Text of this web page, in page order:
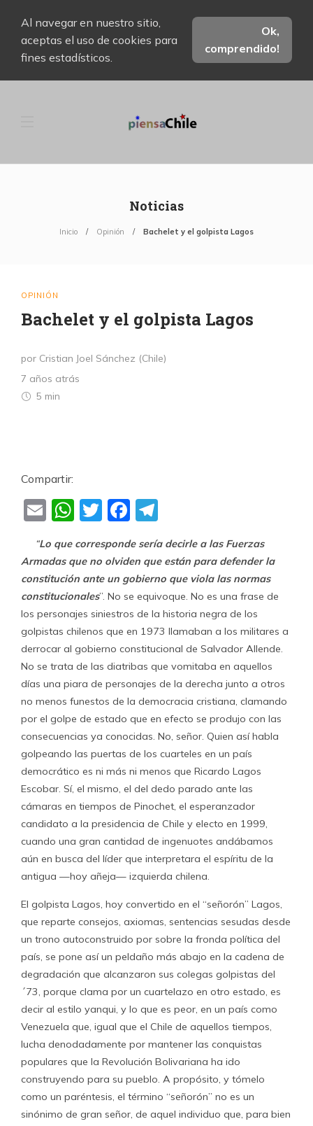
Al navegar en nuestro sitio,
aceptas el uso de cookies para
fines estadísticos.
Ok,
comprendido!
Noticias
Inicio Opinión Bachelet y el golpista Lagos
OPINIÓN
Bachelet y el golpista Lagos
por Cristian Joel Sánchez (Chile)
7 años atrás
5 min
Compartir:
EmailWhatsApp
TwitterFacebook
“Lo que corresponde sería decirle a las Fuerzas
Armadas que no olviden que están para defender la
constitución ante un gobierno que viola las normas
constitucionales”. No se equivoque. No es una frase de
los personajes siniestros de la historia negra de los
golpistas chilenos que en 1973 llamaban a los militares a
derrocar al gobierno constitucional de Salvador Allende.
No se trata de las diatribas que vomitaba en aquellos
días una piara de personajes de la derecha junto a otros
no menos funestos de la democracia cristiana, clamando
por el golpe de estado que en efecto se produjo con las
consecuencias ya conocidas. No, señor. Quien así habla
golpeando las puertas de los cuarteles en un país
democrático es ni más ni menos que Ricardo Lagos
Escobar. Sí, el mismo, el del dedo parado ante las
cámaras en tiempos de Pinochet, el esperanzador
candidato a la presidencia de Chile y electo en 1999,
cuando una gran cantidad de ingenuotes andábamos
aún en busca del líder que interpretara el espíritu de la
antigua —hoy añeja— izquierda chilena.
El golpista Lagos, hoy convertido en el “señorón” Lagos,
que reparte consejos, axiomas, sentencias sesudas desde
un trono autoconstruido por sobre la fronda política del
país, se pone así un peldaño más abajo en la cadena de
degradación que alcanzaron sus colegas golpistas del
´73, porque clama por un cuartelazo en otro estado, es
decir al estilo yanqui, y lo que es peor, en un país como
Venezuela que, igual que el Chile de aquellos tiempos,
lucha denodadamente por mantener las conquistas
populares que la Revolución Bolivariana ha ido
construyendo para su pueblo. A propósito, y tómelo
como un paréntesis, el término “señorón” no es un
sinónimo de gran señor, de aquel individuo que, para bien